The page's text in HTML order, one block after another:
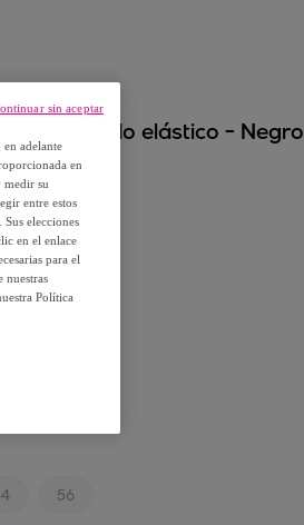
en tejido elástico - Negro
56
adelante
en
medir su
entre estos
elecciones
en el enlace
para el
nuestras
Política
sin aceptar